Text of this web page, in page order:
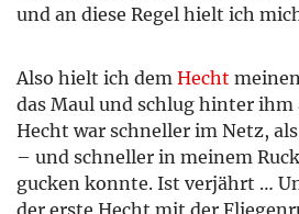
und an diese Regel hielt ich
Also hielt ich dem Hecht
das Maul und schlug hinter ihm
Hecht war schneller im Netz,
– und schneller in meinem
gucken konnte. Ist verjährt …
der erste Hecht mit der